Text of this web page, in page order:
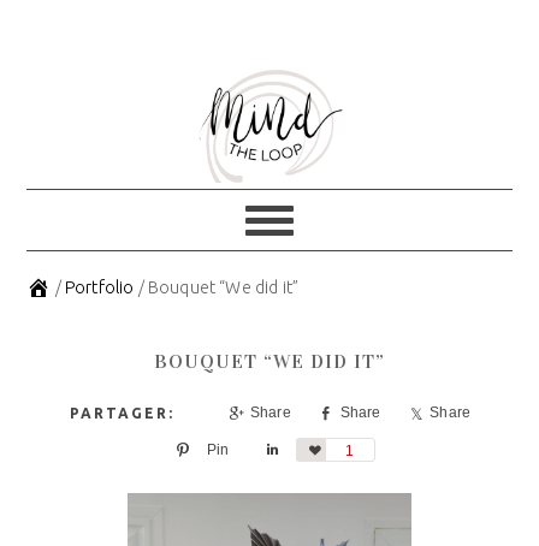
/ Portfolio /Bouquet “We did it”
BOUQUET “WE DID IT”
Share Share Share
Pin Share 1
Love